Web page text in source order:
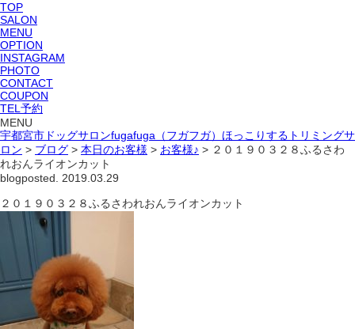
TOP
SALON
MENU
OPTION
INSTAGRAM
PHOTO
CONTACT
COUPON
TEL予約
MENU
宇都宮市ドッグサロンfugafuga（フガフガ）ほっこりするトリミングサ
ロン > ブログ > 本日のお客様 > お客様♪ > ２０１９０３２８ふるさわ
れおんライオンカット
blogposted. 2019.03.29
２０１９０３２８ふるさわれおんライオンカット